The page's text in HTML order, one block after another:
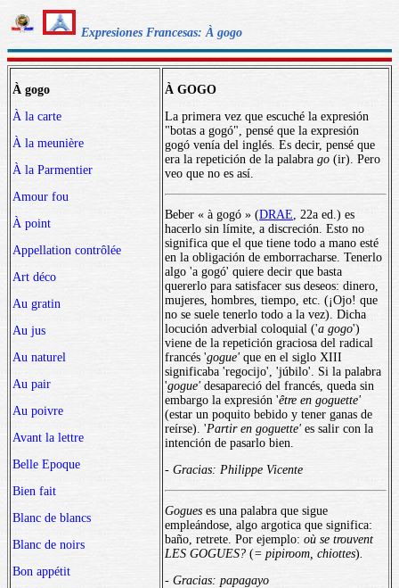
Expresiones Francesas: À gogo
À gogo
À la carte
À la meunière
À la Parmentier
Amour fou
À point
Appellation contrôlée
Art déco
Au gratin
Au jus
Au naturel
Au pair
Au poivre
Avant la lettre
Belle Epoque
Bien fait
Blanc de blancs
Blanc de noirs
Bon appétit
À GOGO
La primera vez que escuché la expresión
"botas a gogó", pensé que la expresión
gogó venía del inglés. Es decir, pensé que
era la repetición de la palabra go (ir). Pero
veo que no es así.
Beber « à gogó » (DRAE , 22a ed.) es
hacerlo sin límite, a discreción. Esto no
significa que el que tiene todo a mano esté
en la obligación de emborracharse. Tenerlo
algo 'a gogó' quiere decir que basta
quererlo para satisfacer sus deseos: dinero,
mujeres, hombres, tiempo, etc. (¡Ojo! que
no se suele tenerlo todo a la vez). Dicha
locución adverbial coloquial ('a gogo')
viene de la repetición graciosa del radical
francés 'gogue' que en el siglo XIII
significaba 'regocijo', 'júbilo'. Si la palabra
'gogue' desapareció del francés, queda sin
embargo la expresión 'être en goguette'
(estar un poquito bebido y tener ganas de
reírse). 'Partir en goguette' es salir con la
intención de pasarlo bien.
- Gracias: Philippe Vicente
Gogues es una palabra que sigue
empleándose, algo argotica que significa:
baño, retrete. Por ejemplo: où se trouvent
LES GOGUES? (= pipiroom, chiottes)
- Gracias: papagayo